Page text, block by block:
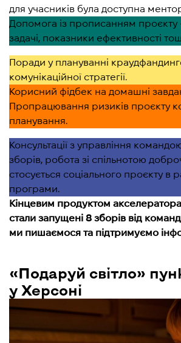
для учасників була доступна
Допомога із прописанням проєкту
задачі, показники ефективності
Поради у плануванні
комунікаційної стратегії.
Корисний фідбек на домашні
Пропрацювання ризиків проєкту
планування.
Консультації з управління
зборів, робота зі спільнотою
стосується соціального проєкту в
програми.
Кінцевим продуктом акселератора
стали запущені 8 зборів від команд
ми пишаємося та підтримуємо
«Подаруй світло»
у Херсоні